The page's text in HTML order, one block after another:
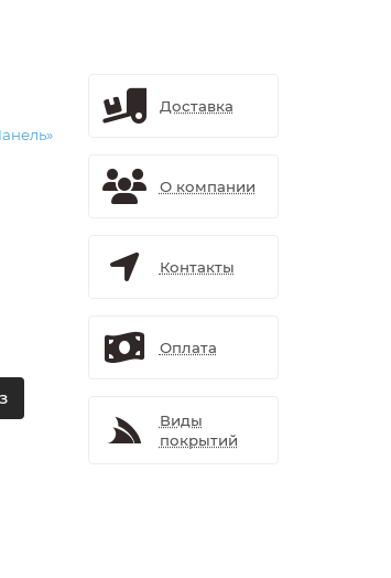
Доставка
О компании
Контакты
Оплата
Виды
покрытий